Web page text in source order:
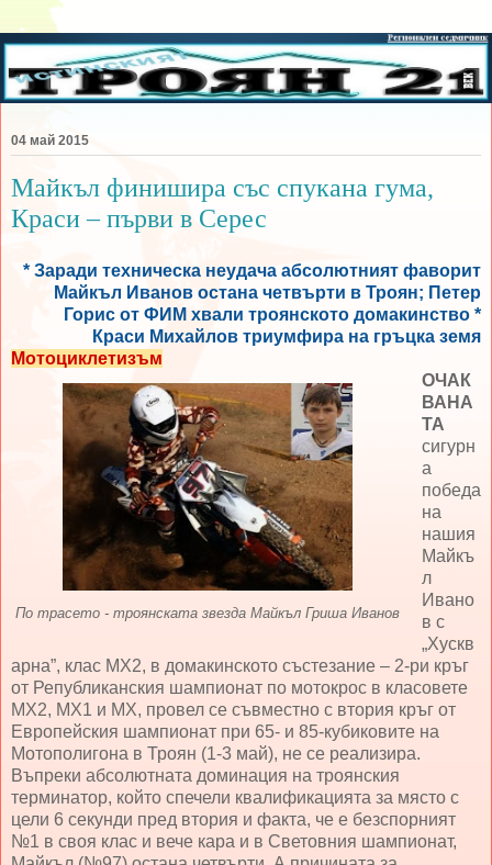
04 май 2015
Майкъл финишира със спукана гума,
Краси – първи в Серес
* Заради техническа неудача абсолютният фаворит
Майкъл Иванов остана четвърти в Троян; Петер
Горис от ФИМ хвали троянското домакинство *
Краси Михайлов триумфира на гръцка земя
Мотоциклетизъм
По трасето - троянската звезда Майкъл Гриша Иванов
ОЧАК
ВАНА
ТА
сигурн
а
победа
на
нашия
Майкъ
л
Ивано
в с
„Хускв
арна”, клас МХ2, в домакинското състезание – 2-ри кръг
от Републиканския шампионат по мотокрос в класовете
МХ2, МХ1 и МХ, провел се съвместно с втория кръг от
Европейския шампионат при 65- и 85-кубиковите на
Мотополигона в Троян (1-3 май), не се реализира.
Въпреки абсолютната доминация на троянския
терминатор, който спечели квалификацията за място с
цели 6 секунди пред втория и факта, че е безспорният
№1 в своя клас и вече кара и в Световния шампионат,